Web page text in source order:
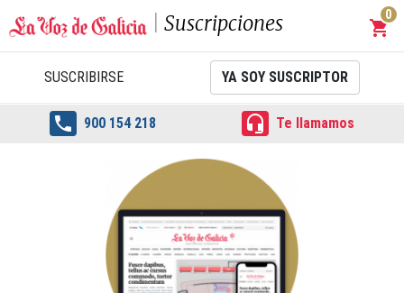
Suscripciones shopping_cart
0
SUSCRIBIRSE YA SOY SUSCRIPTOR
 900 154 218  Te llamamos